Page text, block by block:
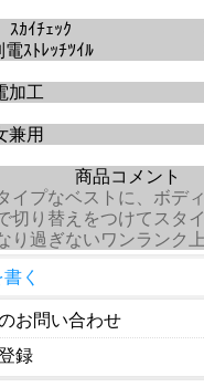
ｽｶｲﾁｪｯｸ
電ｽﾄﾚｯﾁﾂｲﾙ
加工
兼用
商品コメント
イプなベストに、ボデ
切り替えをつけてスタ
り過ぎないワンランク
く
お問い合わせ
録